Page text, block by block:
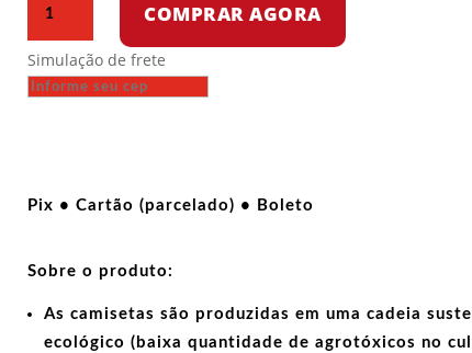
Sem
Anistia
COMPRAR AGORA
Simulação de frete
Pix • Cartão (parcelado) • Boleto
Sobre o produto:
As camisetas são produzidas em uma cadeia
ecológico (baixa quantidade de agrotóxicos no